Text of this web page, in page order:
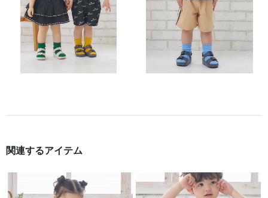
関連するアイテム